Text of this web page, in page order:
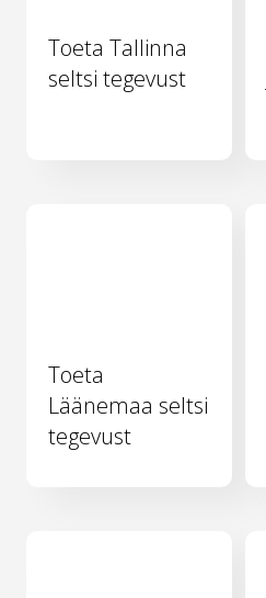
Toeta Tallinna
seltsi tegevust
Toeta
Läänemaa seltsi
tegevust